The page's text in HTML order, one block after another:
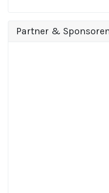
Partner &